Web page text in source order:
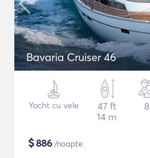
Bavaria Cruiser 46
Yacht cu vele
47 ft
14 m
8
$886 /noapte